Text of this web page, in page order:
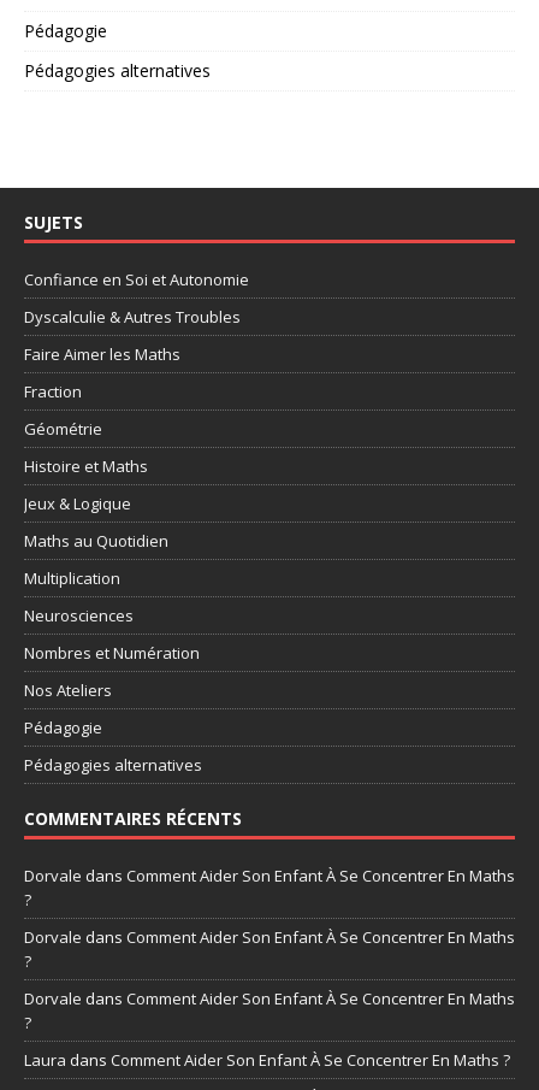
Pédagogie
Pédagogies alternatives
SUJETS
Confiance en Soi et Autonomie
Dyscalculie & Autres Troubles
Faire Aimer les Maths
Fraction
Géométrie
Histoire et Maths
Jeux & Logique
Maths au Quotidien
Multiplication
Neurosciences
Nombres et Numération
Nos Ateliers
Pédagogie
Pédagogies alternatives
COMMENTAIRES RÉCENTS
Dorvale dans Comment Aider Son Enfant À Se Concentrer En Maths
?
Dorvale dans Comment Aider Son Enfant À Se Concentrer En Maths
?
Dorvale dans Comment Aider Son Enfant À Se Concentrer En Maths
?
Laura dans Comment Aider Son Enfant À Se Concentrer En Maths ?